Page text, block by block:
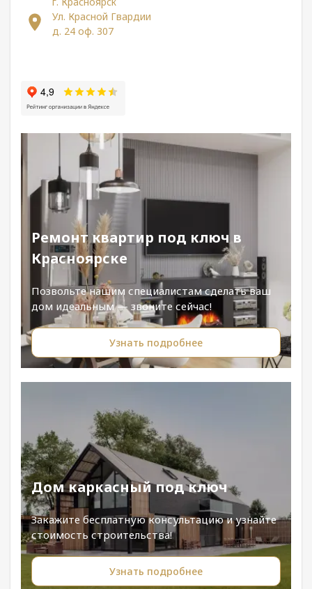
Ул. Красной Гвардии
д. 24 оф. 307
Ремонт квартир под ключ в
Красноярске
Позвольте нашим специалистам сделать ваш
дом идеальным — звоните сейчас!
Узнать подробнее
Дом каркасный под ключ
Закажите бесплатную консультацию и узнайте
стоимость строительства!
Узнать подробнее